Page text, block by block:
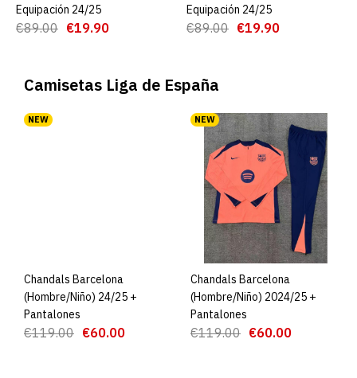
Equipación 24/25
€89.00 €19.90
Equipación 24/25
€89.00 €19.90
Camisetas Liga de España
NEW
AGREGAR AL CARRO
Chandals Barcelona
(Hombre/Niño) 24/25 +
Pantalones
€119.00 €60.00
NEW
AGREGAR AL CARRO
Chandals Barcelona
(Hombre/Niño) 2024/25 +
Pantalones
€119.00 €60.00